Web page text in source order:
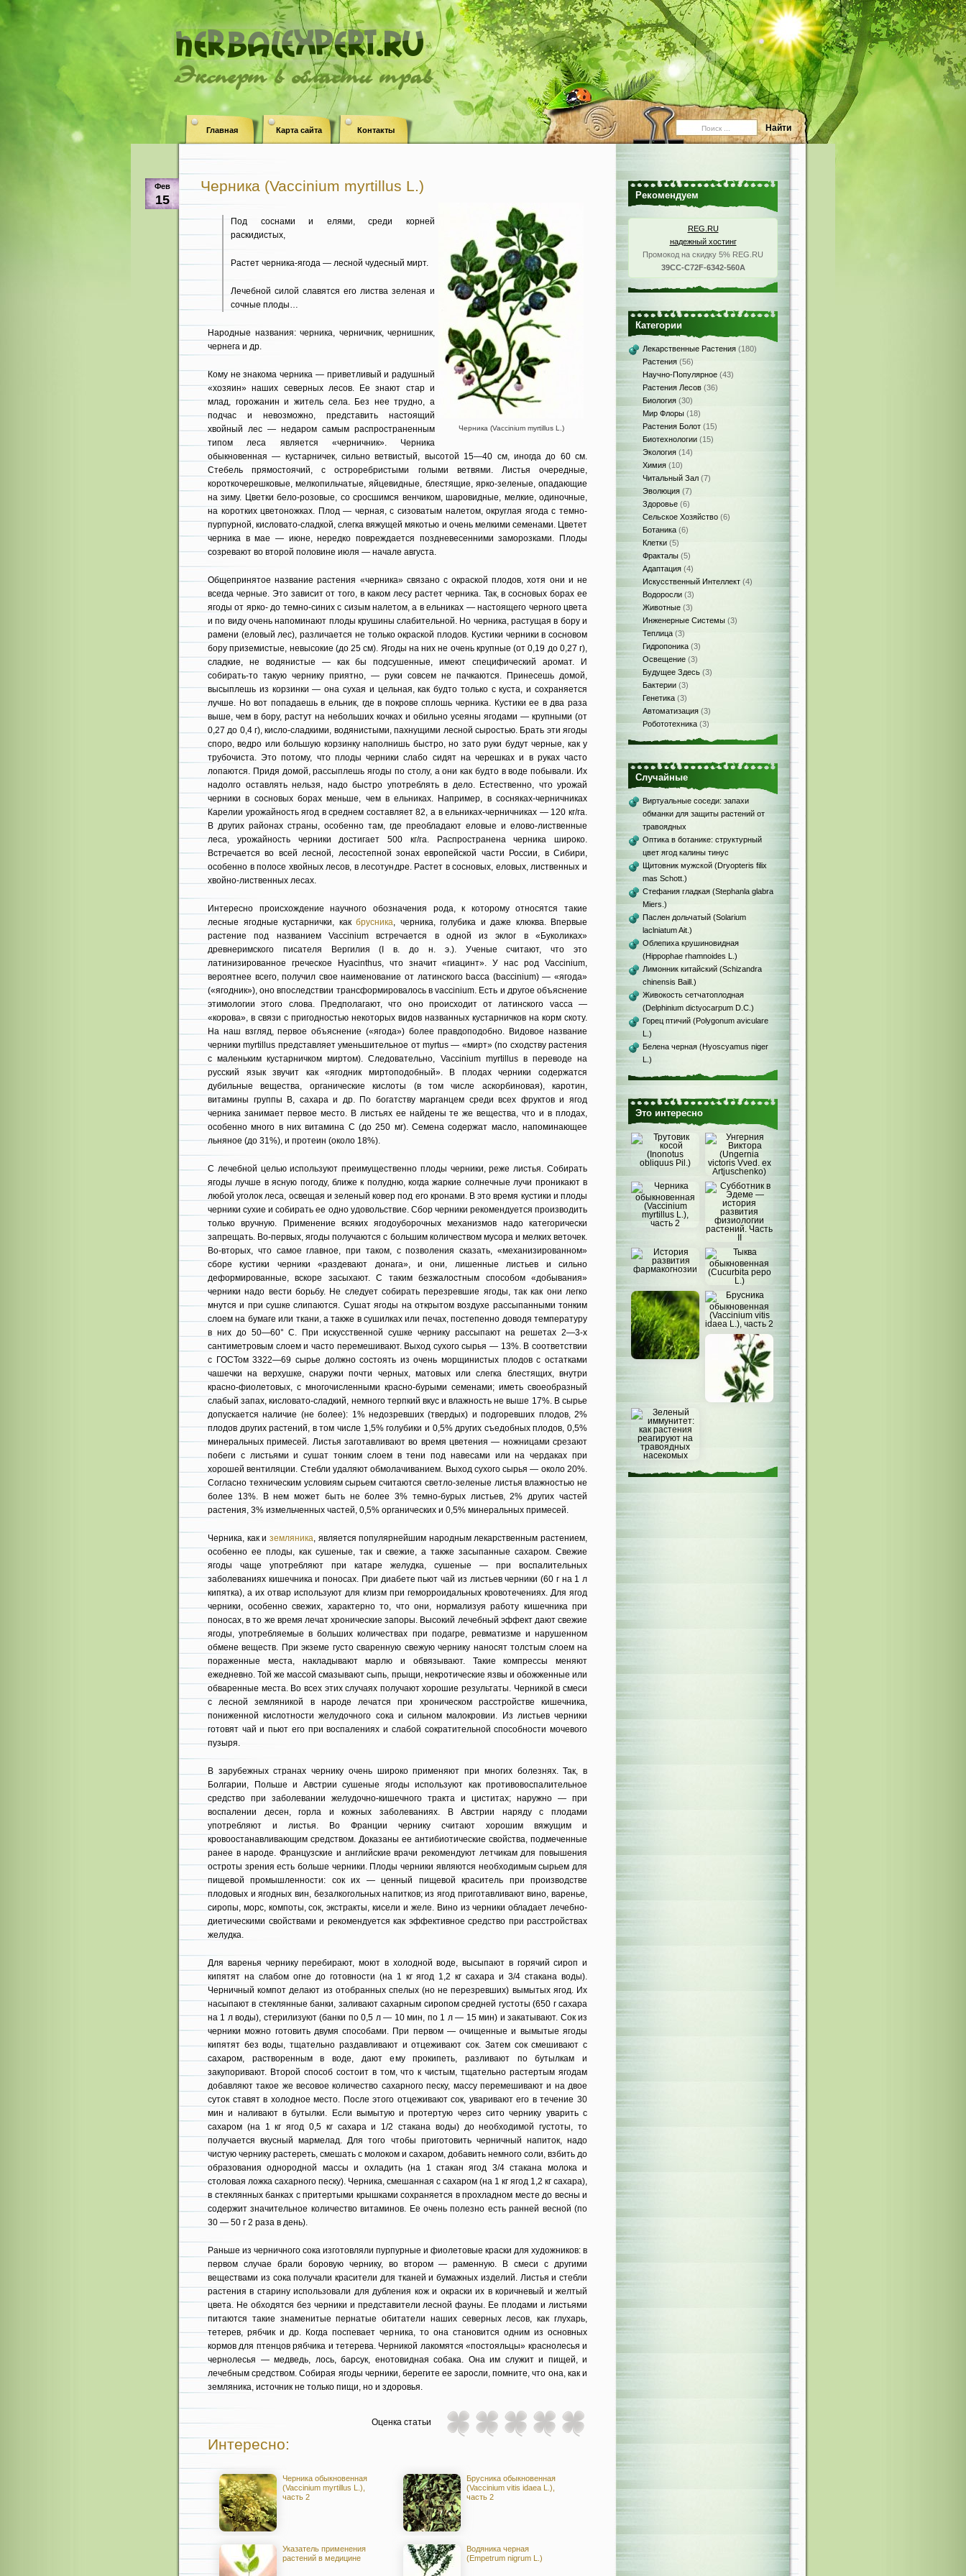
Эксперт в области трав
Главная Карта сайта Контакты
Фев
15
Черника (Vaccinium myrtillus L.)
Черника (Vaccinium myrtillus L.)
Под соснами и елями, среди корней
раскидистых,
Растет черника-ягода — лесной чудесный мирт.
Лечебной силой славятся его листва зеленая и
сочные плоды…
Народные названия: черника, черничник, чернишник,
чернега и др.
Кому не знакома черника — приветливый и радушный
«хозяин» наших северных лесов. Ее знают стар и
млад, горожанин и житель села. Без нее трудно, а
подчас и невозможно, представить настоящий
хвойный лес — недаром самым распространенным
типом леса является «черничник». Черника
обыкновенная — кустарничек, сильно ветвистый, высотой 15—40 см, иногда до 60 см.
Стебель прямостоячий, с остроребристыми голыми ветвями. Листья очередные,
короткочерешковые, мелкопильчатые, яйцевидные, блестящие, ярко-зеленые, опадающие
на зиму. Цветки бело-розовые, со сросшимся венчиком, шаровидные, мелкие, одиночные,
на коротких цветоножках. Плод — черная, с сизоватым налетом, округлая ягода с темно-
пурпурной, кисловато-сладкой, слегка вяжущей мякотью и очень мелкими семенами. Цветет
черника в мае — июне, нередко повреждается поздневесенними заморозками. Плоды
созревают во второй половине июля — начале августа.
Общепринятое название растения «черника» связано с окраской плодов, хотя они и не
всегда черные. Это зависит от того, в каком лесу растет черника. Так, в сосновых борах ее
ягоды от ярко- до темно-синих с сизым налетом, а в ельниках — настоящего черного цвета
и по виду очень напоминают плоды крушины слабительной. Но черника, растущая в бору и
рамени (еловый лес), различается не только окраской плодов. Кустики черники в сосновом
бору приземистые, невысокие (до 25 см). Ягоды на них не очень крупные (от 0,19 до 0,27 г),
сладкие, не водянистые — как бы подсушенные, имеют специфический аромат. И
собирать-то такую чернику приятно, — руки совсем не пачкаются. Принесешь домой,
высыплешь из корзинки — она сухая и цельная, как будто только с куста, и сохраняется
лучше. Но вот попадаешь в ельник, где в покрове сплошь черника. Кустики ее в два раза
выше, чем в бору, растут на небольших кочках и обильно усеяны ягодами — крупными (от
0,27 до 0,4 г), кисло-сладкими, водянистыми, пахнущими лесной сыростью. Брать эти ягоды
споро, ведро или большую корзинку наполнишь быстро, но зато руки будут черные, как у
трубочиста. Это потому, что плоды черники слабо сидят на черешках и в руках часто
лопаются. Придя домой, рассыплешь ягоды по столу, а они как будто в воде побывали. Их
надолго оставлять нельзя, надо быстро употреблять в дело. Естественно, что урожай
черники в сосновых борах меньше, чем в ельниках. Например, в сосняках-черничниках
Карелии урожайность ягод в среднем составляет 82, а в ельниках-черничниках — 120 кг/га.
В других районах страны, особенно там, где преобладают еловые и елово-лиственные
леса, урожайность черники достигает 500 кг/га. Распространена черника широко.
Встречается во всей лесной, лесостепной зонах европейской части России, в Сибири,
особенно в полосе хвойных лесов, в лесотундре. Растет в сосновых, еловых, лиственных и
хвойно-лиственных лесах.
Интересно происхождение научного обозначения рода, к которому относятся такие
лесные ягодные кустарнички, как брусника, черника, голубика и даже клюква. Впервые
растение под названием Vaccinium встречается в одной из эклог в «Буколиках»
древнеримского писателя Вергилия (I в. до н. э.). Ученые считают, что это
латинизированное греческое Hyacinthus, что значит «гиацинт». У нас род Vaccinium,
вероятнее всего, получил свое наименование от латинского bacca (baccinium) — «ягода»
(«ягодник»), оно впоследствии трансформировалось в vaccinium. Есть и другое объяснение
этимологии этого слова. Предполагают, что оно происходит от латинского vacca —
«корова», в связи с пригодностью некоторых видов названных кустарничков на корм скоту.
На наш взгляд, первое объяснение («ягода») более правдоподобно. Видовое название
черники myrtillus представляет уменьшительное от myrtus — «мирт» (по сходству растения
с маленьким кустарничком миртом). Следовательно, Vaccinium myrtillus в переводе на
русский язык звучит как «ягодник миртоподобный». В плодах черники содержатся
дубильные вещества, органические кислоты (в том числе аскорбиновая), каротин,
витамины группы В, сахара и др. По богатству марганцем среди всех фруктов и ягод
черника занимает первое место. В листьях ее найдены те же вещества, что и в плодах,
особенно много в них витамина С (до 250 мг). Семена содержат масло, напоминающее
льняное (до 31%), и протеин (около 18%).
С лечебной целью используют преимущественно плоды черники, реже листья. Собирать
ягоды лучше в ясную погоду, ближе к полудню, когда жаркие солнечные лучи проникают в
любой уголок леса, освещая и зеленый ковер под его кронами. В это время кустики и плоды
черники сухие и собирать ее одно удовольствие. Сбор черники рекомендуется производить
только вручную. Применение всяких ягодоуборочных механизмов надо категорически
запрещать. Во-первых, ягоды получаются с большим количеством мусора и мелких веточек.
Во-вторых, что самое главное, при таком, с позволения сказать, «механизированном»
сборе кустики черники «раздевают донага», и они, лишенные листьев и сильно
деформированные, вскоре засыхают. С таким безжалостным способом «добывания»
черники надо вести борьбу. Не следует собирать перезревшие ягоды, так как они легко
мнутся и при сушке слипаются. Сушат ягоды на открытом воздухе рассыпанными тонким
слоем на бумаге или ткани, а также в сушилках или печах, постепенно доводя температуру
в них до 50—60° С. При искусственной сушке чернику рассыпают на решетах 2—3-х
сантиметровым слоем и часто перемешивают. Выход сухого сырья — 13%. В соответствии
с ГОСТом 3322—69 сырье должно состоять из очень морщинистых плодов с остатками
чашечки на верхушке, снаружи почти черных, матовых или слегка блестящих, внутри
красно-фиолетовых, с многочисленными красно-бурыми семенами; иметь своеобразный
слабый запах, кисловато-сладкий, немного терпкий вкус и влажность не выше 17%. В сырье
допускается наличие (не более): 1% недозревших (твердых) и подгоревших плодов, 2%
плодов других растений, в том числе 1,5% голубики и 0,5% других съедобных плодов, 0,5%
минеральных примесей. Листья заготавливают во время цветения — ножницами срезают
побеги с листьями и сушат тонким слоем в тени под навесами или на чердаках при
хорошей вентиляции. Стебли удаляют обмолачиванием. Выход сухого сырья — около 20%.
Согласно техническим условиям сырьем считаются светло-зеленые листья влажностью не
более 13%. В нем может быть не более 3% темно-бурых листьев, 2% других частей
растения, 3% измельченных частей, 0,5% органических и 0,5% минеральных примесей.
Черника, как и земляника, является популярнейшим народным лекарственным растением,
особенно ее плоды, как сушеные, так и свежие, а также засыпанные сахаром. Свежие
ягоды чаще употребляют при катаре желудка, сушеные — при воспалительных
заболеваниях кишечника и поносах. При диабете пьют чай из листьев черники (60 г на 1 л
кипятка), а их отвар используют для клизм при геморроидальных кровотечениях. Для ягод
черники, особенно свежих, характерно то, что они, нормализуя работу кишечника при
поносах, в то же время лечат хронические запоры. Высокий лечебный эффект дают свежие
ягоды, употребляемые в больших количествах при подагре, ревматизме и нарушенном
обмене веществ. При экземе густо сваренную свежую чернику наносят толстым слоем на
пораженные места, накладывают марлю и обвязывают. Такие компрессы меняют
ежедневно. Той же массой смазывают сыпь, прыщи, некротические язвы и обожженные или
обваренные места. Во всех этих случаях получают хорошие результаты. Черникой в смеси
с лесной земляникой в народе лечатся при хроническом расстройстве кишечника,
пониженной кислотности желудочного сока и сильном малокровии. Из листьев черники
готовят чай и пьют его при воспалениях и слабой сократительной способности мочевого
пузыря.
В зарубежных странах чернику очень широко применяют при многих болезнях. Так, в
Болгарии, Польше и Австрии сушеные ягоды используют как противовоспалительное
средство при заболевании желудочно-кишечного тракта и циститах; наружно — при
воспалении десен, горла и кожных заболеваниях. В Австрии наряду с плодами
употребляют и листья. Во Франции чернику считают хорошим вяжущим и
кровоостанавливающим средством. Доказаны ее антибиотические свойства, подмеченные
ранее в народе. Французские и английские врачи рекомендуют летчикам для повышения
остроты зрения есть больше черники. Плоды черники являются необходимым сырьем для
пищевой промышленности: сок их — ценный пищевой краситель при производстве
плодовых и ягодных вин, безалкогольных напитков; из ягод приготавливают вино, варенье,
сиропы, морс, компоты, сок, экстракты, кисели и желе. Вино из черники обладает лечебно-
диетическими свойствами и рекомендуется как эффективное средство при расстройствах
желудка.
Для варенья чернику перебирают, моют в холодной воде, высыпают в горячий сироп и
кипятят на слабом огне до готовности (на 1 кг ягод 1,2 кг сахара и 3/4 стакана воды).
Черничный компот делают из отобранных спелых (но не перезревших) вымытых ягод. Их
насыпают в стеклянные банки, заливают сахарным сиропом средней густоты (650 г сахара
на 1 л воды), стерилизуют (банки по 0,5 л — 10 мин, по 1 л — 15 мин) и закатывают. Сок из
черники можно готовить двумя способами. При первом — очищенные и вымытые ягоды
кипятят без воды, тщательно раздавливают и отцеживают сок. Затем сок смешивают с
сахаром, растворенным в воде, дают ему прокипеть, разливают по бутылкам и
закупоривают. Второй способ состоит в том, что к чистым, тщательно растертым ягодам
добавляют такое же весовое количество сахарного песку, массу перемешивают и на двое
суток ставят в холодное место. После этого отцеживают сок, уваривают его в течение 30
мин и наливают в бутылки. Если вымытую и протертую через сито чернику уварить с
сахаром (на 1 кг ягод 0,5 кг сахара и 1/2 стакана воды) до необходимой густоты, то
получается вкусный мармелад. Для того чтобы приготовить черничный напиток, надо
чистую чернику растереть, смешать с молоком и сахаром, добавить немного соли, взбить до
образования однородной массы и охладить (на 1 стакан ягод 3/4 стакана молока и
столовая ложка сахарного песку). Черника, смешанная с сахаром (на 1 кг ягод 1,2 кг сахара),
в стеклянных банках с притертыми крышками сохраняется в прохладном месте до весны и
содержит значительное количество витаминов. Ее очень полезно есть ранней весной (по
30 — 50 г 2 раза в день).
Раньше из черничного сока изготовляли пурпурные и фиолетовые краски для художников: в
первом случае брали боровую чернику, во втором — раменную. В смеси с другими
веществами из сока получали красители для тканей и бумажных изделий. Листья и стебли
растения в старину использовали для дубления кож и окраски их в коричневый и желтый
цвета. Не обходятся без черники и представители лесной фауны. Ее плодами и листьями
питаются такие знаменитые пернатые обитатели наших северных лесов, как глухарь,
тетерев, рябчик и др. Когда поспевает черника, то она становится одним из основных
кормов для птенцов рябчика и тетерева. Черникой лакомятся «постояльцы» краснолесья и
чернолесья — медведь, лось, барсук, енотовидная собака. Она им служит и пищей, и
лечебным средством. Собирая ягоды черники, берегите ее заросли, помните, что она, как и
земляника, источник не только пищи, но и здоровья.
Оценка статьи
Интересно:
Черника обыкновенная
(Vaccinium myrtillus L.),
часть 2
Брусника обыкновенная
(Vaccinium vitis idaea L.),
часть 2
Указатель применения
растений в медицине
Водяника черная
(Empetrum nigrum L.)
Рекомендуем
REG.RU
надежный хостинг
Промокод на скидку 5% REG.RU
39CC-C72F-6342-560A
Категории
Лекарственные Растения (180)
Растения (56)
Научно-Популярное (43)
Растения Лесов (36)
Биология (30)
Мир Флоры (18)
Растения Болот (15)
Биотехнологии (15)
Экология (14)
Химия (10)
Читальный Зал (7)
Эволюция (7)
Здоровье (6)
Сельское Хозяйство (6)
Ботаника (6)
Клетки (5)
Фракталы (5)
Адаптация (4)
Искусственный Интеллект (4)
Водоросли (3)
Животные (3)
Инженерные Системы (3)
Теплица (3)
Гидропоника (3)
Освещение (3)
Будущее Здесь (3)
Бактерии (3)
Генетика (3)
Автоматизация (3)
Робототехника (3)
Случайные
Виртуальные соседи: запахи
обманки для защиты растений от
травоядных
Оптика в ботанике: структурный
цвет ягод калины тинус
Щитовник мужской (Dryopteris filix
mas Schott.)
Стефания гладкая (Stephanla glabra
Miers.)
Паслен дольчатый (Solarium
laclniatum Ait.)
Облепиха крушиновидная
(Hippophae rhamnoides L.)
Лимонник китайский (Schizandra
chinensis Baill.)
Живокость сетчатоплодная
(Delphinium dictyocarpum D.C.)
Горец птичий (Polygonum aviculare
L.)
Белена черная (Hyoscyamus niger
L.)
Это интересно